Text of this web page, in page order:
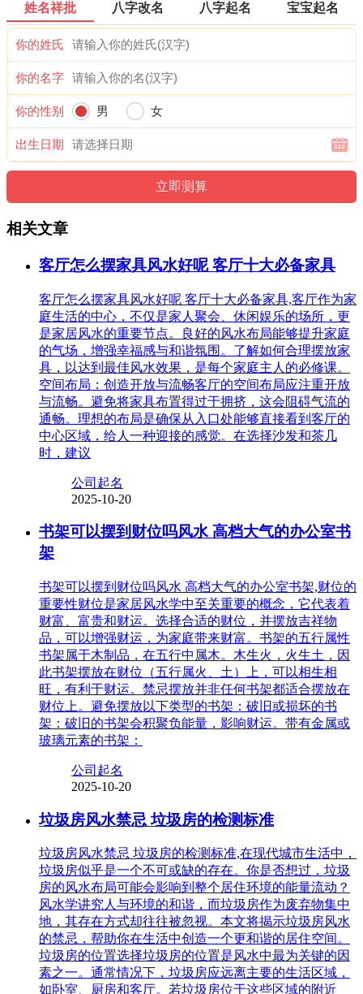
姓名祥批 八字改名 八字起名 宝宝起名
你的姓氏
你的名字
你的性别 男 女
出生日期
相关文章
客厅怎么摆家具风水好呢 客厅十大必备家具
客厅怎么摆家具风水好呢 客厅十大必备家具,客厅作为家
庭生活的中心，不仅是家人聚会、休闲娱乐的场所，更
是家居风水的重要节点。良好的风水布局能够提升家庭
的气场，增强幸福感与和谐氛围。了解如何合理摆放家
具，以达到最佳风水效果，是每个家庭主人的必修课。
空间布局：创造开放与流畅客厅的空间布局应注重开放
与流畅。避免将家具布置得过于拥挤，这会阻碍气流的
通畅。理想的布局是确保从入口处能够直接看到客厅的
中心区域，给人一种迎接的感觉。在选择沙发和茶几
时，建议
公司起名
2025-10-20
书架可以摆到财位吗风水 高档大气的办公室书
架
书架可以摆到财位吗风水 高档大气的办公室书架,财位的
重要性财位是家居风水学中至关重要的概念，它代表着
财富、富贵和财运。选择合适的财位，并摆放吉祥物
品，可以增强财运，为家庭带来财富。书架的五行属性
书架属于木制品，在五行中属木。木生火，火生土，因
此书架摆放在财位（五行属火、土）上，可以相生相
旺，有利于财运。禁忌摆放并非任何书架都适合摆放在
财位上。避免摆放以下类型的书架：破旧或损坏的书
架：破旧的书架会积聚负能量，影响财运。带有金属或
玻璃元素的书架：
公司起名
2025-10-20
垃圾房风水禁忌 垃圾房的检测标准
垃圾房风水禁忌 垃圾房的检测标准,在现代城市生活中，
垃圾房似乎是一个不可或缺的存在。你是否想过，垃圾
房的风水布局可能会影响到整个居住环境的能量流动？
风水学讲究人与环境的和谐，而垃圾房作为废弃物集中
地，其存在方式却往往被忽视。本文将揭示垃圾房风水
的禁忌，帮助你在生活中创造一个更和谐的居住空间。
垃圾房的位置选择垃圾房的位置是风水中最为关键的因
素之一。通常情况下，垃圾房应远离主要的生活区域，
如卧室、厨房和客厅。若垃圾房位于这些区域的附近